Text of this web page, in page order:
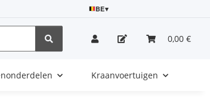
BE▾
0,00 €
Kraanvoertuigen